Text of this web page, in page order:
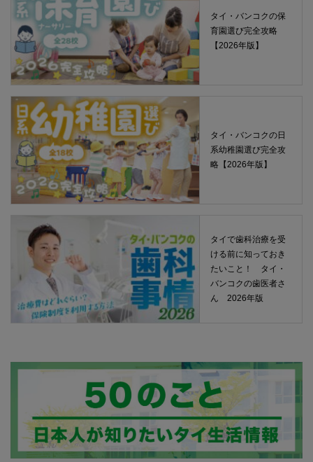
タイ・バンコクの保
育園選び完全攻略
【2026年版】
タイ・バンコクの日
系幼稚園選び完全攻
略【2026年版】
タイで歯科治療を受
ける前に知っておき
たいこと！ タイ・
バンコクの歯医者さ
ん 2026年版